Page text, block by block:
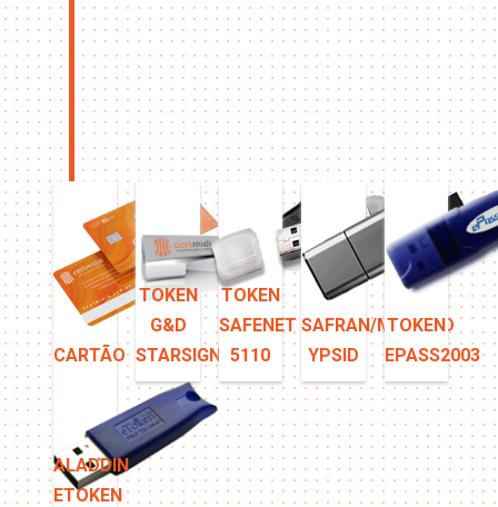
CARTÃO
TOKEN
G&D
STARSIGN
TOKEN
SAFENET
5110
SAFRAN/MORPHO
YPSID
TOKEN
EPASS2003
ALADDIN
ETOKEN